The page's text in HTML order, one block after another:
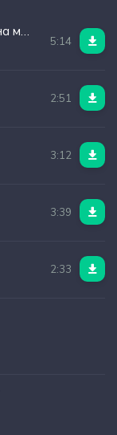
Сквозь огонь он пел для неё а она молчала
5:14
2:51
3:12
3:39
2:33